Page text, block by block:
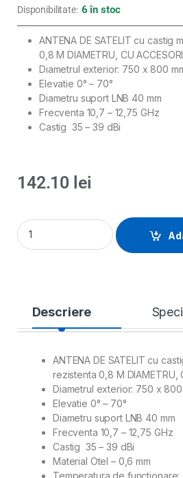
Disponibilitate: 6 în stoc
ANTENA DE SATELIT cu castig
0,8 M DIAMETRU, CU
Diametrul exterior: 750 x 800
Elevatie 0° – 70°
Diametru suport LNB 40 mm
Frecventa 10,7 – 12,75 GHz
Castig 35 – 39 dBi
142.10 lei
Descriere
ANTENA DE SATELIT cu
rezistenta 0,8 M DIAMETRU,
Diametrul exterior: 750 x 800
Elevatie 0° – 70°
Diametru suport LNB 40 mm
Frecventa 10,7 – 12,75 GHz
Castig 35 – 39 dBi
Material Otel – 0,6 mm